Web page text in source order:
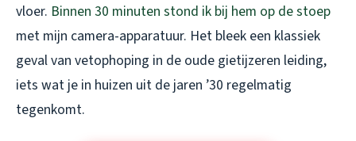
vloer. Binnen 30 minuten stond ik bij hem op de stoep
met mijn camera-apparatuur. Het bleek een klassiek
geval van vetophoping in de oude gietijzeren leiding,
iets wat je in huizen uit de jaren ’30 regelmatig
tegenkomt.